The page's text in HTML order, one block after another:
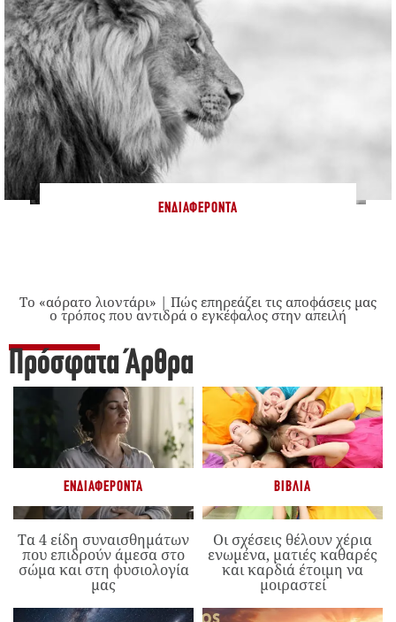
ΕΝΔΙΑΦΈΡΟΝΤΑ
Το «αόρατο λιοντάρι» | Πώς επηρεάζει τις αποφάσεις μας
ο τρόπος που αντιδρά ο εγκέφαλος στην απειλή
Πρόσφατα Άρθρα
ΕΝΔΙΑΦΈΡΟΝΤΑ
Τα 4 είδη συναισθημάτων
που επιδρούν άμεσα στο
σώμα και στη φυσιολογία
μας
ΒΙΒΛΊΑ
Οι σχέσεις θέλουν χέρια
ενωμένα, ματιές καθαρές
και καρδιά έτοιμη να
μοιραστεί